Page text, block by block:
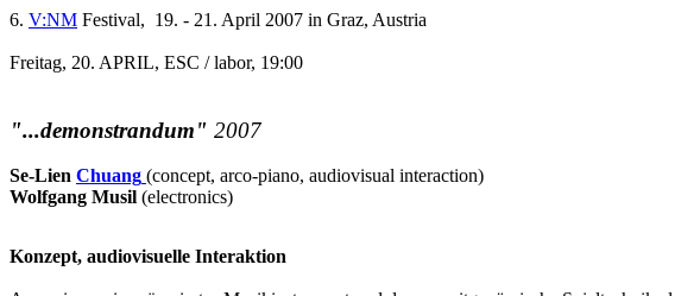
6. V:NM Festival, 19. - 21. April 2007 in Graz, Austria
Freitag, 20. APRIL, ESC / labor, 19:00
"...demonstrandum" 2007
Se-Lien Chuang (concept, arco-piano, audiovisual interaction)
Wolfgang Musil (electronics)
Konzept, audiovisuelle Interaktion